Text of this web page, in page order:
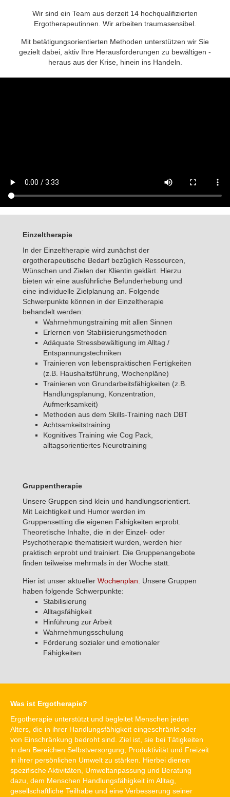
Wir sind ein Team aus derzeit 14 hochqualifizierten
Ergotherapeutinnen. Wir arbeiten traumasensibel.
Mit betätigungsorientierten Methoden unterstützen wir Sie
gezielt dabei, aktiv Ihre Herausforderungen zu bewältigen -
heraus aus der Krise, hinein ins Handeln.
Einzeltherapie
In der Einzeltherapie wird zunächst der
ergotherapeutische Bedarf bezüglich Ressourcen,
Wünschen und Zielen der Klientin geklärt. Hierzu
bieten wir eine ausführliche Befunderhebung und
eine individuelle Zielplanung an. Folgende
Schwerpunkte können in der Einzeltherapie
behandelt werden:
Wahrnehmungstraining mit allen Sinnen
Erlernen von Stabilisierungsmethoden
Adäquate Stressbewältigung im Alltag /
Entspannungstechniken
Trainieren von lebenspraktischen Fertigkeiten
(z.B. Haushaltsführung, Wochenpläne)
Trainieren von Grundarbeitsfähigkeiten (z.B.
Handlungsplanung, Konzentration,
Aufmerksamkeit)
Methoden aus dem Skills-Training nach DBT
Achtsamkeitstraining
Kognitives Training wie Cog Pack,
alltagsorientiertes Neurotraining
Gruppentherapie
Unsere Gruppen sind klein und handlungsorientiert.
Mit Leichtigkeit und Humor werden im
Gruppensetting die eigenen Fähigkeiten erprobt.
Theoretische Inhalte, die in der Einzel- oder
Psychotherapie thematisiert wurden, werden hier
praktisch erprobt und trainiert. Die Gruppenangebote
finden teilweise mehrmals in der Woche statt.
Hier ist unser aktueller Wochenplan . Unsere Gruppen
haben folgende Schwerpunkte:
Stabilisierung
Alltagsfähigkeit
Hinführung zur Arbeit
Wahrnehmungsschulung
Förderung sozialer und emotionaler
Fähigkeiten
Was ist Ergotherapie?
Ergotherapie unterstützt und begleitet Menschen jeden
Alters, die in ihrer Handlungsfähigkeit eingeschränkt oder
von Einschränkung bedroht sind. Ziel ist, sie bei Tätigkeiten
in den Bereichen Selbstversorgung, Produktivität und Freizeit
in ihrer persönlichen Umwelt zu stärken. Hierbei dienen
spezifische Aktivitäten, Umweltanpassung und Beratung
dazu, dem Menschen Handlungsfähigkeit im Alltag,
gesellschaftliche Teilhabe und eine Verbesserung seiner